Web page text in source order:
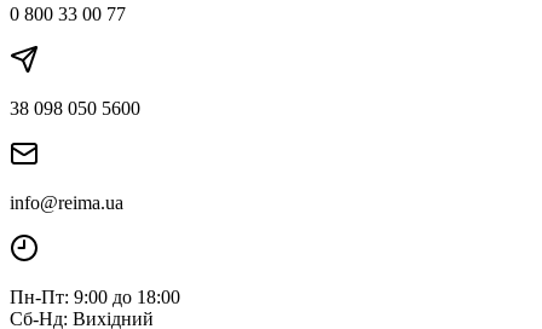
0 800 33 00 77
38 098 050 5600
info@reima.ua
Пн-Пт: 9:00 до 18:00
Сб-Нд: Вихідний